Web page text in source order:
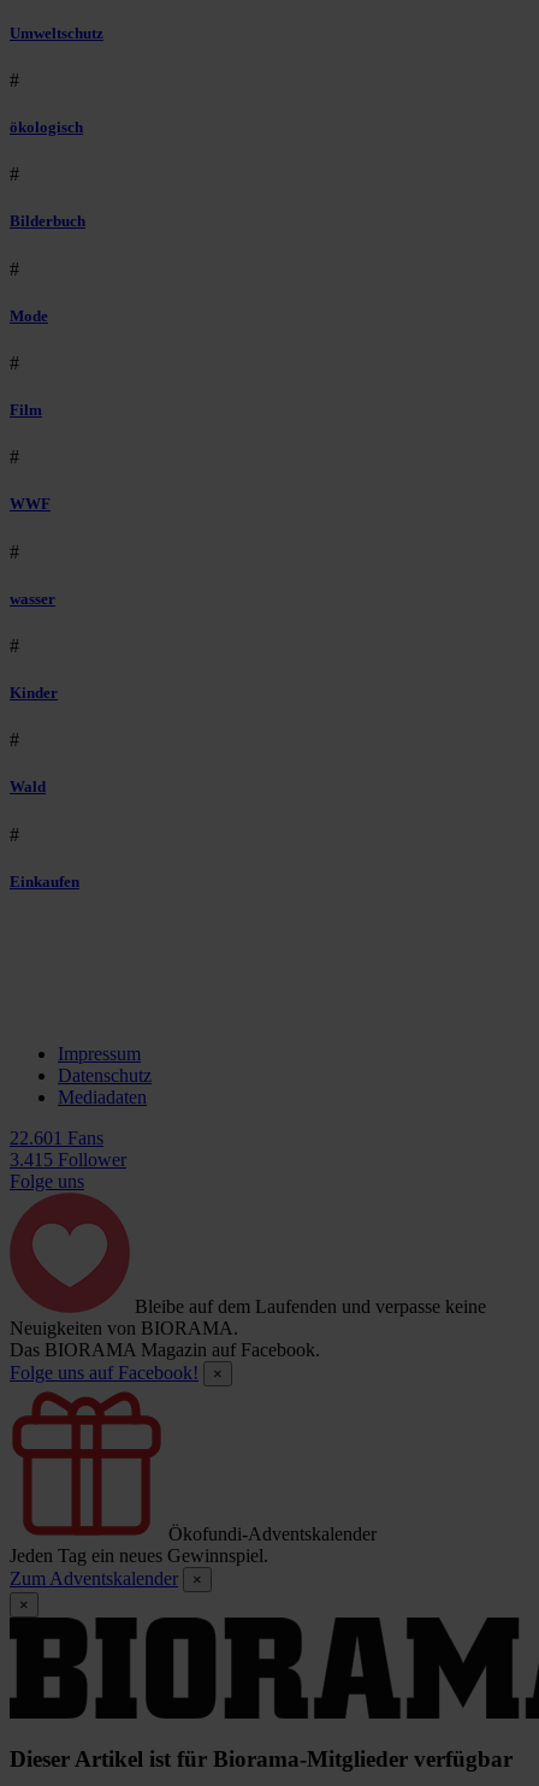
Umweltschutz
#
ökologisch
#
Bilderbuch
#
Mode
#
Film
#
WWF
#
wasser
#
Kinder
#
Wald
#
Einkaufen
Impressum
Datenschutz
Mediadaten
22.601 Fans
3.415 Follower
Folge uns
Bleibe auf dem Laufenden und verpasse keine
Neuigkeiten von BIORAMA.
Das BIORAMA Magazin auf Facebook.
Folge uns auf Facebook!
×
Ökofundi-Adventskalender
Jeden Tag ein neues Gewinnspiel.
Zum Adventskalender
×
×
Dieser Artikel ist für Biorama-Mitglieder verfügbar